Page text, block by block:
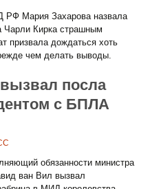
РФ Мария Захарова назвала
Чарли Кирка страшным
призвала дождаться хоть
чем делать выводы.
посла
с БПЛА
обязанности министра
ван Вил вызвал